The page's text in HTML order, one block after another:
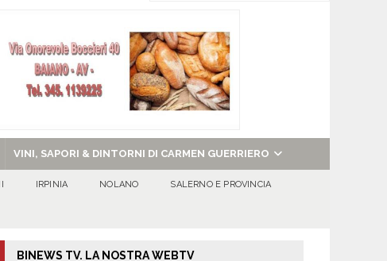
VINI, SAPORI & DINTORNI DI CARMEN GUERRIERO
IRPINIA NOLANO SALERNO E PROVINCIA
BINEWS TV. LA NOSTRA WEBTV